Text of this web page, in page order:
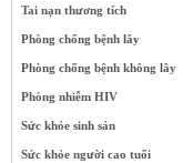
Tai nạn thương tích
Phòng chống bệnh lây
Phòng chống bệnh không lây
Phòng nhiễm HIV
Sức khỏe sinh sản
Sức khỏe người cao tuổi